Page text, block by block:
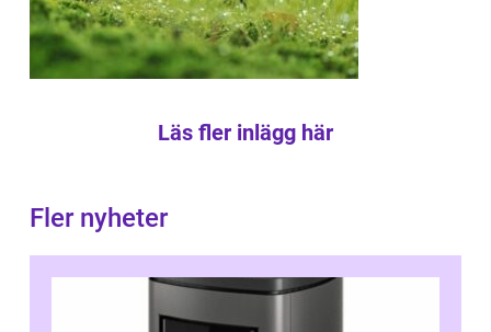
Läs fler inlägg här
Fler nyheter